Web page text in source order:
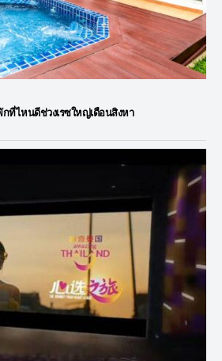
ที่ไหนดีช่วงเรซใหญ่เดือนสิงหา